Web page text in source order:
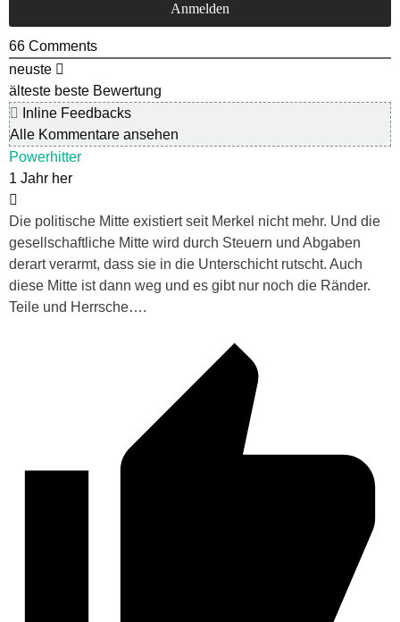
66 Comments
neuste
älteste beste Bewertung
Inline Feedbacks
Alle Kommentare ansehen
Powerhitter
1 Jahr her
Die politische Mitte existiert seit Merkel nicht mehr. Und die
gesellschaftliche Mitte wird durch Steuern und Abgaben
derart verarmt, dass sie in die Unterschicht rutscht. Auch
diese Mitte ist dann weg und es gibt nur noch die Ränder.
Teile und Herrsche….